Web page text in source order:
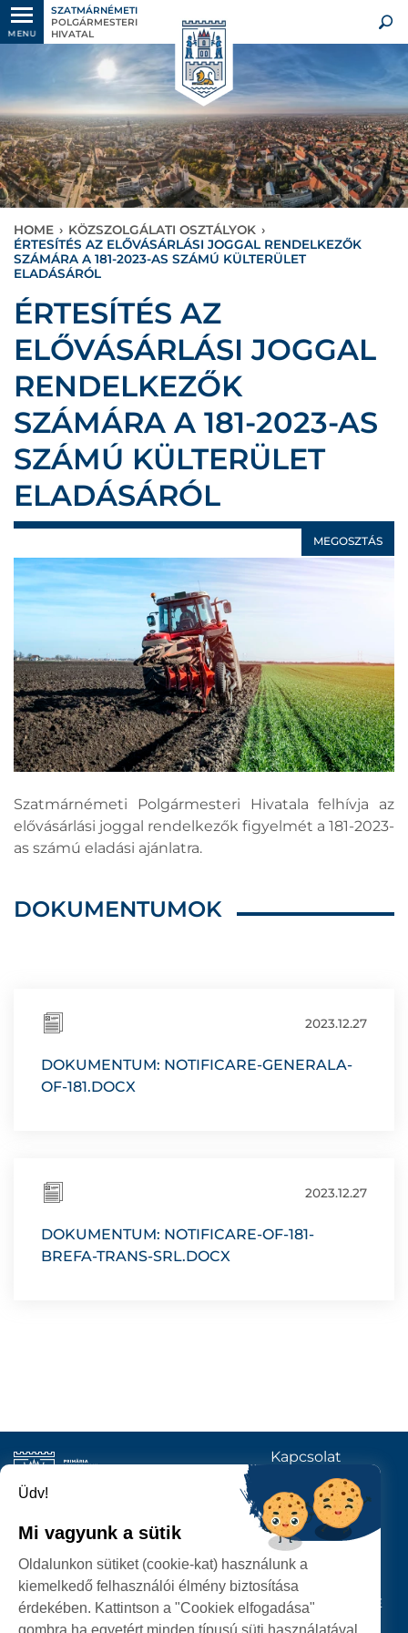
MENU
SZATMÁRNÉMETI
POLGÁRMESTERI
HIVATAL
HOME › KÖZSZOLGÁLATI OSZTÁLYOK ›
ÉRTESÍTÉS AZ ELŐVÁSÁRLÁSI JOGGAL RENDELKEZŐK
SZÁMÁRA A 181-2023-AS SZÁMÚ KÜLTERÜLET
ELADÁSÁRÓL
ÉRTESÍTÉS AZ
ELŐVÁSÁRLÁSI JOGGAL
RENDELKEZŐK
SZÁMÁRA A 181-2023-AS
SZÁMÚ KÜLTERÜLET
ELADÁSÁRÓL
MEGOSZTÁS
Szatmárnémeti Polgármesteri Hivatala felhívja az
elővásárlási joggal rendelkezők figyelmét a 181-2023-
as számú eladási ajánlatra.
DOKUMENTUMOK
2023.12.27
DOKUMENTUM: NOTIFICARE-GENERALA-
OF-181.DOCX
2023.12.27
DOKUMENTUM: NOTIFICARE-OF-181-
BREFA-TRANS-SRL.DOCX
SZATMÁRNÉMETI
POLGÁRMESTERI HIVATAL
P-ȚA 25 OCTOMBRIE, NR. 1 CORP M, 440026 SATU MARE
Kapcsolat
KÖVESSENEK
Üdv!
Mi vagyunk a sütik
Oldalunkon sütiket (cookie-kat) használunk a
kiemelkedő felhasználói élmény biztosítása
érdekében. Kattintson a "Cookiek elfogadása"
gombra ha egyetért minden típusú süti használatával